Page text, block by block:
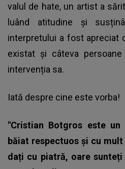
valul de hate, un artist a
luând atitudine și
interpretului a fost apreciat
existat și câteva
intervenția sa.
Iată despre cine este vorba!
"Cristian Botgros este
băiat respectuos și cu
dați cu piatră, oare